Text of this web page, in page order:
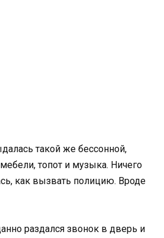
такой же бессонной,
топот и музыка. Ничего
как вызвать полицию. Вроде
раздался звонок в дверь и